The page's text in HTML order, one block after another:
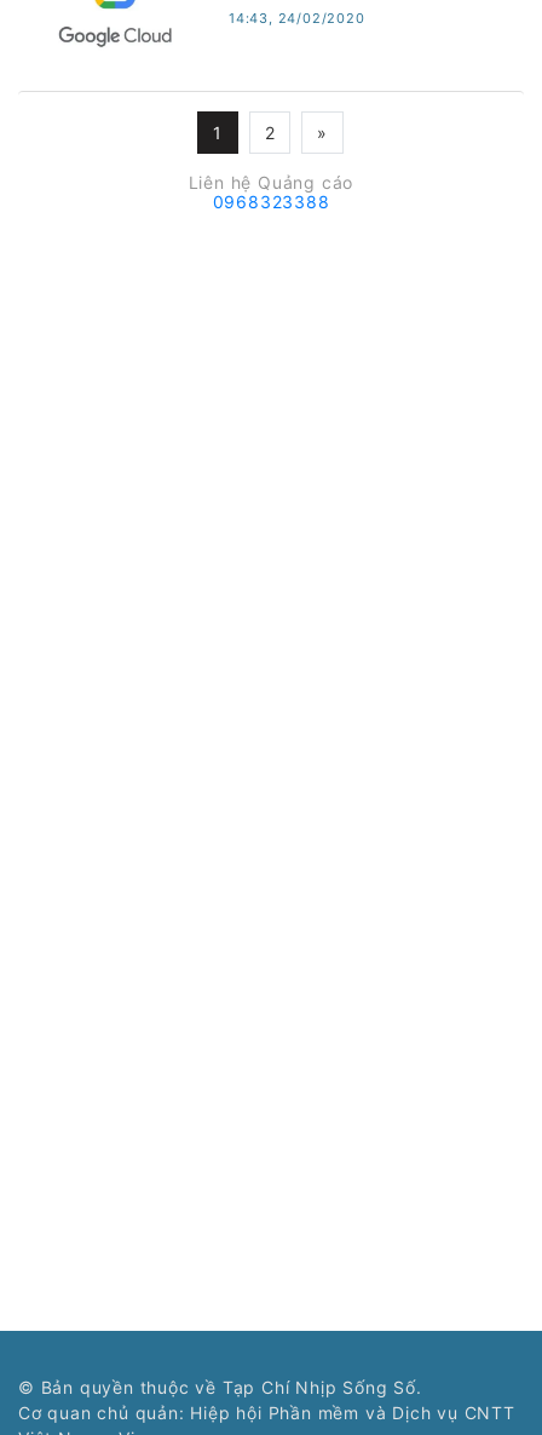
14:43, 24/02/2020
1 2 »
Liên hệ Quảng cáo
0968323388
© Bản quyền thuộc về Tạp Chí Nhịp Sống Số.
Cơ quan chủ quản: Hiệp hội Phần mềm và Dịch vụ CNTT